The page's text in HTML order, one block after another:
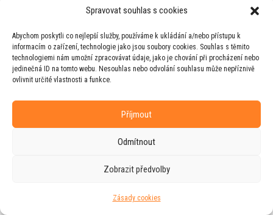
Spravovat souhlas s cookies
Abychom poskytli co nejlepší služby, používáme k ukládání a/nebo přístupu k
informacím o zařízení, technologie jako jsou soubory cookies. Souhlas s těmito
technologiemi nám umožní zpracovávat údaje, jako je chování při procházení nebo
jedinečná ID na tomto webu. Nesouhlas nebo odvolání souhlasu může nepříznivě
ovlivnit určité vlastnosti a funkce.
Příjmout
Odmítnout
Zobrazit předvolby
Zásady cookies
© 2026 Jiří Horecký – Osobní stránky Jiřího
Web vytvořila firmaRUDIve spolupráci s
agenturouZEST BRAND.